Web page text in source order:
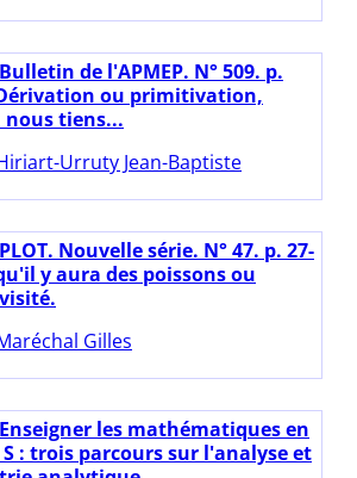
Bulletin de l'APMEP. N° 509. p.
ou primitivation,
tiens...
Urruty Jean-Baptiste
PLOT. Nouvelle série. N° 47. p. 27-
y aura des poissons ou
Gilles
Enseigner les mathématiques en
: trois parcours sur l'analyse et